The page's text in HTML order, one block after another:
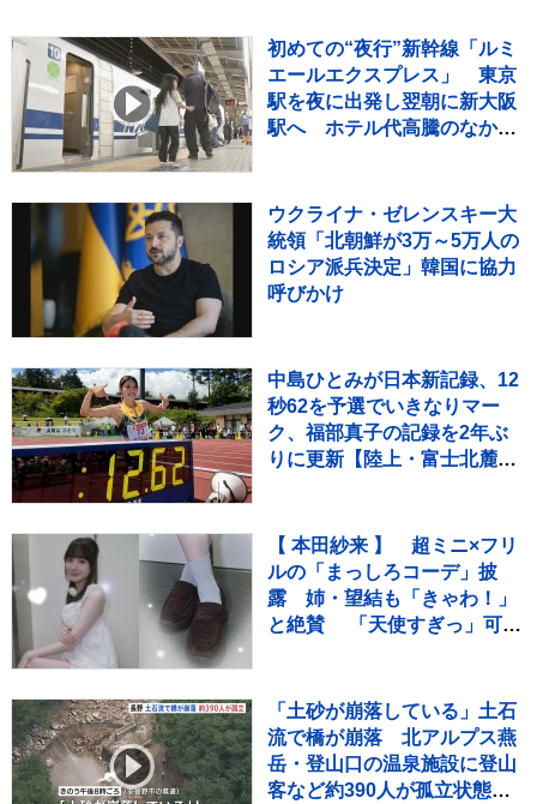
初めての“夜行”新幹線「ルミ
エールエクスプレス」 東京
駅を夜に出発し翌朝に新大阪
駅へ ホテル代高騰のなかレ
ウクライナ・ゼレンスキー大
統領「北朝鮮が3万～5万人の
ロシア派兵決定」韓国に協力
呼びかけ
中島ひとみが日本新記録、12
秒62を予選でいきなりマー
ク、福部真子の記録を2年ぶ
りに更新【陸上・富士北麓ワ
【 本田紗来 】 超ミニ×フリ
ルの「まっしろコーデ」披
露 姉・望結も「きゃわ！」
と絶賛 「天使すぎっ」可愛
「土砂が崩落している」土石
流で橋が崩落 北アルプス燕
岳・登山口の温泉施設に登山
客など約390人が孤立状態